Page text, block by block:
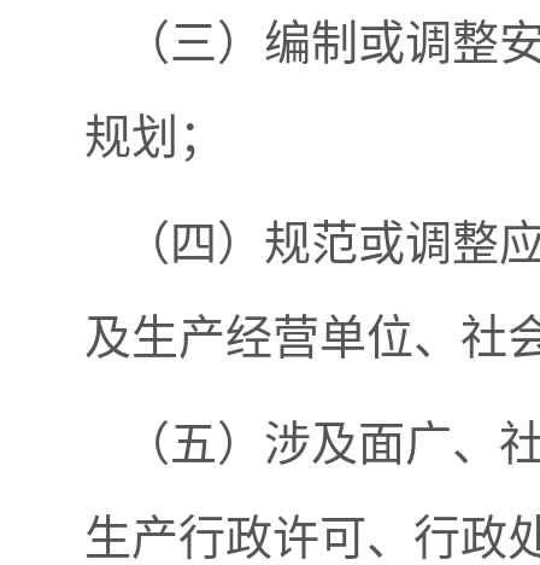
（三）编制或调整
规划；
（四）规范或调整
及生产经营单位、社
（五）涉及面广、
生产行政许可、行政